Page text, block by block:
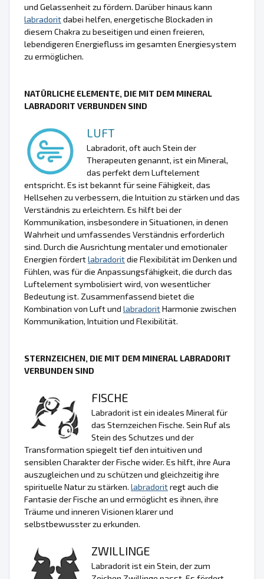
und Gelassenheit zu fördern. Darüber hinaus kann
labradoritdabei helfen, energetische Blockaden in
diesem Chakra zu beseitigen und einen freieren,
lebendigeren Energiefluss im gesamten Energiesystem
zu ermöglichen.
NATÜRLICHE ELEMENTE, DIE MIT DEM MINERAL
LABRADORIT VERBUNDEN SIND
LUFT
Labradorit, oft auch Stein der
Therapeuten genannt, ist ein Mineral,
das perfekt dem Luftelement
entspricht. Es ist bekannt für seine Fähigkeit, das
Hellsehen zu verbessern, die Intuition zu stärken und das
Verständnis zu erleichtern. Es hilft bei der
Kommunikation, insbesondere in Situationen, in denen
Wahrheit und umfassendes Verständnis erforderlich
sind. Durch die Ausrichtung mentaler und emotionaler
Energien fördertlabradoritdie Flexibilität im Denken und
Fühlen, was für die Anpassungsfähigkeit, die durch das
Luftelement symbolisiert wird, von wesentlicher
Bedeutung ist. Zusammenfassend bietet die
Kombination von Luft und labradoritHarmonie zwischen
Kommunikation, Intuition und Flexibilität.
STERNZEICHEN, DIE MIT DEM MINERAL LABRADORIT
VERBUNDEN SIND
FISCHE
Labradorit ist ein ideales Mineral für
das Sternzeichen Fische. Sein Ruf als
Stein des Schutzes und der
Transformation spiegelt tief den intuitiven und
sensiblen Charakter der Fische wider. Es hilft, ihre Aura
auszugleichen und zu schützen und gleichzeitig ihre
spirituelle Natur zu stärken. labradoritregt auch die
Fantasie der Fische an und ermöglicht es ihnen, ihre
Träume und inneren Visionen klarer und
selbstbewusster zu erkunden.
ZWILLINGE
Labradorit ist ein Stein, der zum